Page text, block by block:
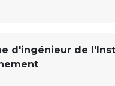
d'ingénieur de